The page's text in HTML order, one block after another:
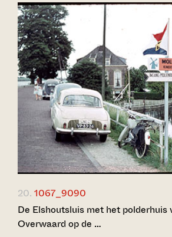
20. 1067_9090
De Elshoutsluis met het polderhuis
Overwaard op de …